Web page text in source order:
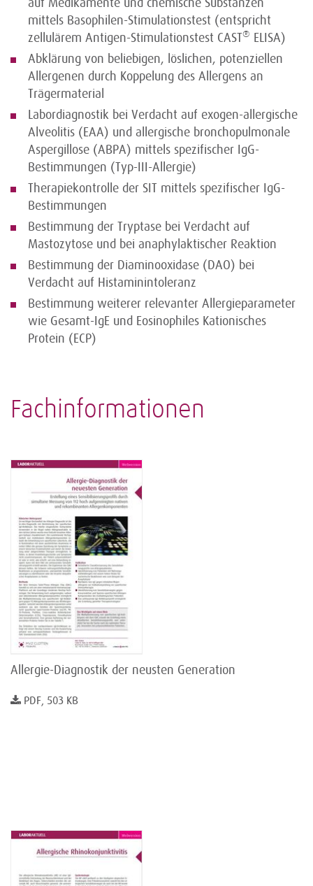
auf Medikamente und chemische Substanzen
mittels Basophilen-Stimulationstest (entspricht
zellulärem Antigen-Stimulationstest CAST® ELISA)
Abklärung von beliebigen, löslichen, potenziellen
Allergenen durch Koppelung des Allergens an
Trägermaterial
Labordiagnostik bei Verdacht auf exogen-allergische
Alveolitis (EAA) und allergische bronchopulmonale
Aspergillose (ABPA) mittels spezifischer IgG-
Bestimmungen (Typ-III-Allergie)
Therapiekontrolle der SIT mittels spezifischer IgG-
Bestimmungen
Bestimmung der Tryptase bei Verdacht auf
Mastozytose und bei anaphylaktischer Reaktion
Bestimmung der Diaminooxidase (DAO) bei
Verdacht auf Histaminintoleranz
Bestimmung weiterer relevanter Allergieparameter
wie Gesamt-IgE und Eosinophiles Kationisches
Protein (ECP)
Fachinformationen
Allergie-Diagnostik der neusten Generation
PDF, 503 KB